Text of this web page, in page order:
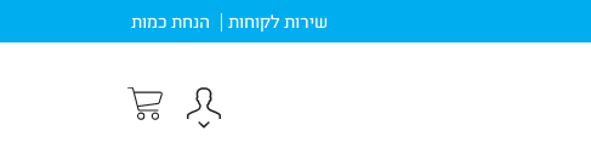
שירות לקוחות הנחת כמות